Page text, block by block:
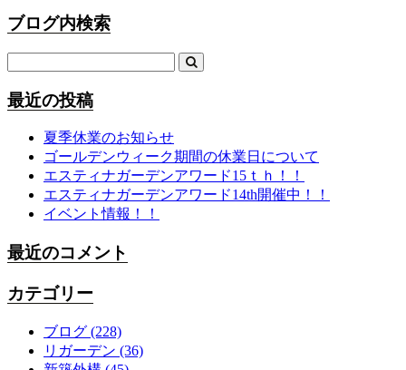
ブログ内検索
最近の投稿
夏季休業のお知らせ
ゴールデンウィーク期間の休業日について
エスティナガーデンアワード15ｔｈ！！
エスティナガーデンアワード14th開催中！！
イベント情報！！
最近のコメント
カテゴリー
ブログ (228)
リガーデン (36)